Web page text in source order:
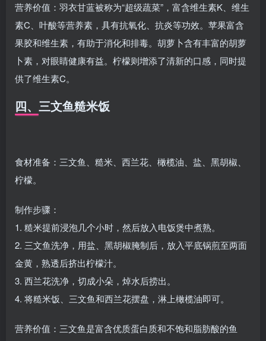
营养价值：羽衣甘蓝被称为“超级蔬菜”，富含维生素K、维生
素C、叶酸等营养素，具有抗氧化、抗炎等功效。苹果富含
果胶和维生素，有助于消化和排毒。胡萝卜含有丰富的胡萝
卜素，对眼睛健康有益。柠檬则增添了清新的口感，同时提
供了维生素C。
四、三文鱼糙米饭
食材准备：三文鱼、糙米、西兰花、橄榄油、盐、黑胡椒、
柠檬。
制作步骤：
1. 糙米提前浸泡几个小时，然后放入电饭煲中煮熟。
2. 三文鱼洗净，用盐、黑胡椒腌制后，放入平底锅煎至两面
金黄，熟透后挤出柠檬汁。
3. 西兰花洗净，切成小朵，焯水后捞出。
4. 将糙米饭、三文鱼和西兰花摆盘，淋上橄榄油即可。
营养价值：三文鱼是富含优质蛋白质和不饱和脂肪酸的鱼